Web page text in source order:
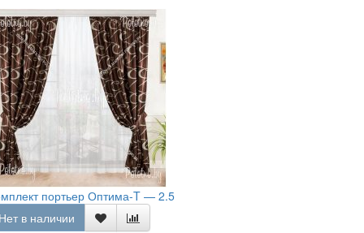
портьер Оптима-T — 2.5
в наличии